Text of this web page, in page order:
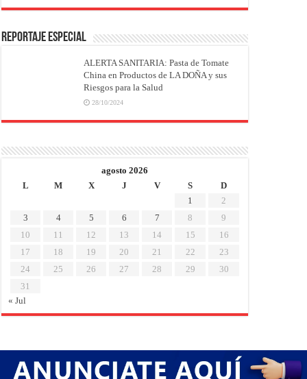
REPORTAJE ESPECIAL
ALERTA SANITARIA: Pasta de Tomate
China en Productos de LA DOÑA y sus
Riesgos para la Salud
28/10/2024
agosto 2026
L
M X J V S
D
1
2
3
4 5 6 7 8
9
10
11 12 13 14 15
16
17
18 19 20 21 22
23
24
25 26 27 28 29
30
31
« Jul